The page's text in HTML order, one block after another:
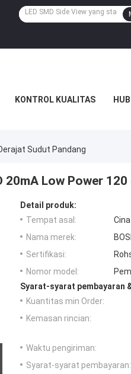
KONTROL KUALITAS
Sudut Pandang
20mA Low Power
Detail produk:
Tempat asal:
Cina
Nama merek:
Sertifikasi:
Nomor model:
Syarat-syarat pembayaran
Kuantitas min Order:
Kemasan rincian:
Waktu pengiriman:
Syarat-syarat pembayaran: